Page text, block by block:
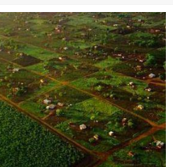
La Révolution Silencieuse : Quand Les Entrepreneurs Africains Décident de ne Plus se Taire
New to online sports betting? Consider These Tips to Play Your First Online Sports Betting Successfully